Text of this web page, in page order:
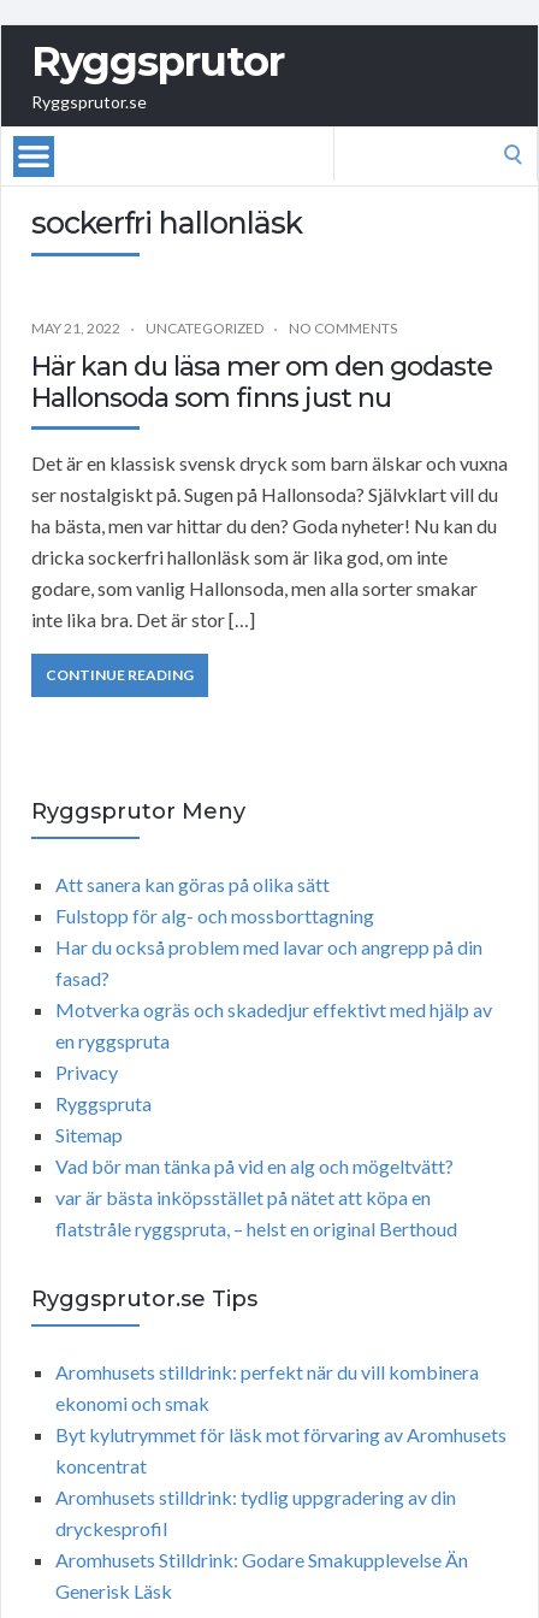
Ryggsprutor
Ryggsprutor.se
sockerfri hallonläsk
MAY 21, 2022 UNCATEGORIZED NO COMMENTS
Här kan du läsa mer om den godaste
Hallonsoda som finns just nu
Det är en klassisk svensk dryck som barn älskar och vuxna
ser nostalgiskt på. Sugen på Hallonsoda? Självklart vill du
ha bästa, men var hittar du den? Goda nyheter! Nu kan du
dricka sockerfri hallonläsk som är lika god, om inte
godare, som vanlig Hallonsoda, men alla sorter smakar
inte lika bra. Det är stor […]
CONTINUE READING
Ryggsprutor Meny
Att sanera kan göras på olika sätt
Fulstopp för alg- och mossborttagning
Har du också problem med lavar och angrepp på din
fasad?
Motverka ogräs och skadedjur effektivt med hjälp av
en ryggspruta
Privacy
Ryggspruta
Sitemap
Vad bör man tänka på vid en alg och mögeltvätt?
var är bästa inköpsstället på nätet att köpa en
flatstråle ryggspruta, – helst en original Berthoud
Ryggsprutor.se Tips
Aromhusets stilldrink: perfekt när du vill kombinera
ekonomi och smak
Byt kylutrymmet för läsk mot förvaring av Aromhusets
koncentrat
Aromhusets stilldrink: tydlig uppgradering av din
dryckesprofil
Aromhusets Stilldrink: Godare Smakupplevelse Än
Generisk Läsk